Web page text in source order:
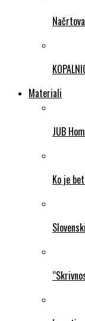
Materiali
JUB
Ko je